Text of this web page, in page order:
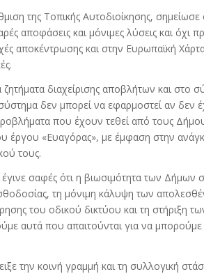
της Τοπικής Αυτοδιοίκησης,
αποφάσεις και μόνιμες λύσεις και όχι
αποκέντρωσης και στην Ευρωπαϊκή
ζητήματα διαχείρισης αποβλήτων και
σύστημα δεν μπορεί να εφαρμοστεί αν
που έχουν τεθεί από τους
έργου «Ευαγόρας», με έμφαση στην
τους.
σαφές ότι η βιωσιμότητα των
τη μόνιμη κάλυψη των
του οδικού δικτύου και τη
αυτά που απαιτούνται για να
την κοινή γραμμή και τη συλλογική